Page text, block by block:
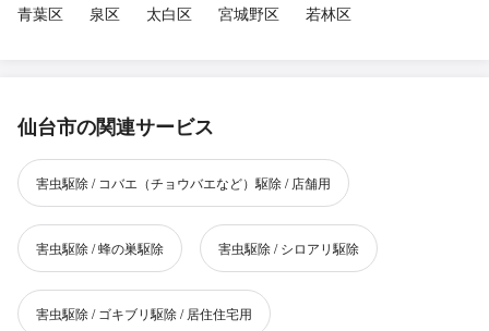
青葉区
泉区 太白区 宮城野区 若林区
仙台市の関連サービス
害虫駆除 / コバエ（チョウバエなど）駆除 / 店舗用
害虫駆除 / 蜂の巣駆除 害虫駆除 / シロアリ駆除
害虫駆除 / ゴキブリ駆除 / 居住住宅用